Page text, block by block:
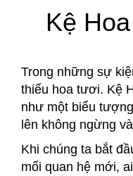
Kệ
Trong những sự
thiếu hoa tươi. Kệ
như một biểu
lên không ngừng
Khi chúng ta bắt
mối quan hệ mới,